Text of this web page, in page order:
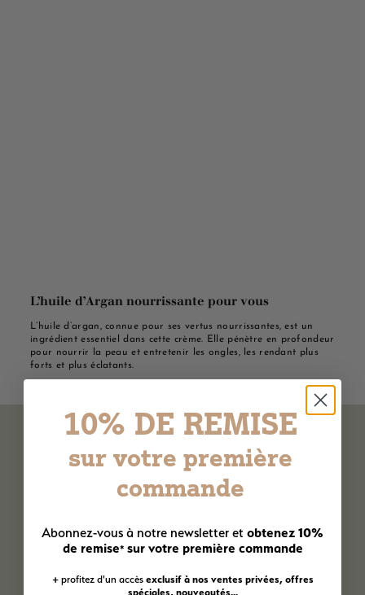
L’huile d’Argan nourrissante pour vous
L’huile d’argan, connue pour ses vertus nourrissantes, est un
ingrédient essentiel dans cette crème. Elle pénètre en profondeur
pour nourrir la peau et entretenir les ongles, les rendant plus
forts et plus éclatants.
10% DE REMISE
sur votre première
commande
Abonnez-vous à notre newsletter et obtenez 10%
de remise*sur votre première commande
+ profitez d'un accès exclusif à nos ventes privées, offres
spéciales, nouveautés...